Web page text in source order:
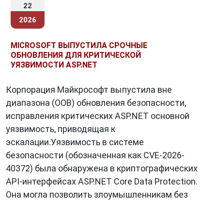
22
2026
MICROSOFT ВЫПУСТИЛА СРОЧНЫЕ
ОБНОВЛЕНИЯ ДЛЯ КРИТИЧЕСКОЙ
УЯЗВИМОСТИ ASP.NET
Корпорация Майкрософт выпустила вне
диапазона (OOB) обновления безопасности,
исправления критических ASP.NET основной
уязвимость, приводящая к
эскалации.Уязвимость в системе
безопасности (обозначенная как CVE-2026-
40372) была обнаружена в криптографических
API-интерфейсах ASP.NET Core Data Protection.
Она могла позволить злоумышленникам без